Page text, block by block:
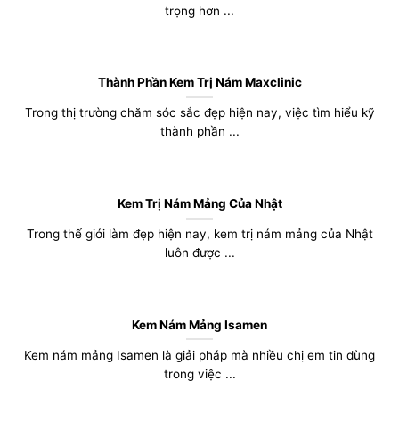
trọng hơn ...
Thành Phần Kem Trị Nám Maxclinic
Trong thị trường chăm sóc sắc đẹp hiện nay, việc tìm hiểu kỹ
thành phần ...
Kem Trị Nám Mảng Của Nhật
Trong thế giới làm đẹp hiện nay, kem trị nám mảng của Nhật
luôn được ...
Kem Nám Mảng Isamen
Kem nám mảng Isamen là giải pháp mà nhiều chị em tin dùng
trong việc ...